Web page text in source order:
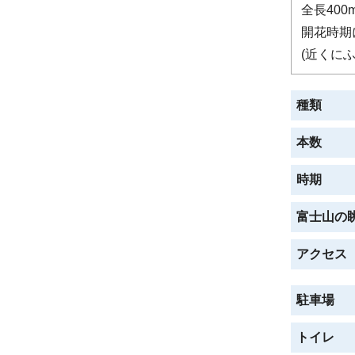
全長
開花時
(近くに
種類
本数
時期
富士山の
アクセス
駐車場
トイレ